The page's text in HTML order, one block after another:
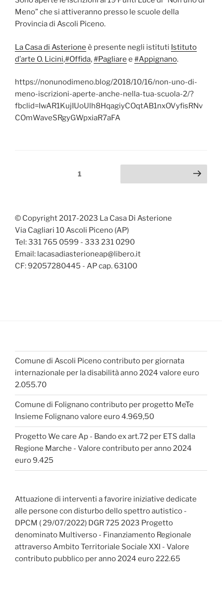
Meno” che si attiveranno presso le scuole della
Provincia di Ascoli Piceno.
La Casa di Asterione è presente negli istituti Istituto
d’arte O. Licini,#Offida,#Pagliare e #Appignano.
https://nonunodimeno.blog/2018/10/16/non-uno-di-
meno-iscrizioni-aperte-anche-nella-tua-scuola-2/?
fbclid=IwAR1KujIUoUlh8HqagiyCOqtAB1nxOVyfisRNv
COmWaveSRgyGWpxiaR7aFA
Pagina1 Pagina successiva
© Copyright 2017-2023 La Casa Di Asterione
Via Cagliari 10 Ascoli Piceno (AP)
Tel: 331 765 0599 - 333 231 0290
Email: lacasadiasterioneap@libero.it
CF: 92057280445 - AP cap. 63100
Comune di Ascoli Piceno contributo per giornata
internazionale per la disabilità anno 2024 valore euro
2.055.70
Comune di Folignano contributo per progetto MeTe
Insieme Folignano valore euro 4.969,50
Progetto We care Ap - Bando ex art.72 per ETS dalla
Regione Marche - Valore contributo per anno 2024
euro 9.425
Attuazione di interventi a favorire iniziative dedicate
alle persone con disturbo dello spettro autistico -
DPCM ( 29/07/2022) DGR 725 2023 Progetto
denominato Multiverso - Finanziamento Regionale
attraverso Ambito Territoriale Sociale XXI - Valore
contributo pubblico per anno 2024 euro 222.65